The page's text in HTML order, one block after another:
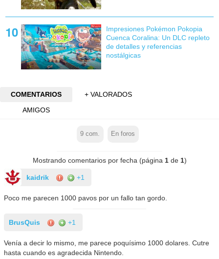
Impresiones Pokémon Pokopia
Cuenca Coralina: Un DLC repleto
de detalles y referencias
nostálgicas
COMENTARIOS
+ VALORADOS
AMIGOS
9 com. En foros
Mostrando comentarios por fecha (página 1de 1)
kaidrik +1
Poco me parecen 1000 pavos por un fallo tan gordo.
BrusQuis +1
Venía a decir lo mismo, me parece poquísimo 1000 dolares. Cutre
hasta cuando es agradecida Nintendo.